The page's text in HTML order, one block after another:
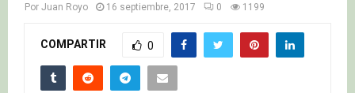
Por Juan Royo 16 septiembre, 2017 0 1199
COMPARTIR 0